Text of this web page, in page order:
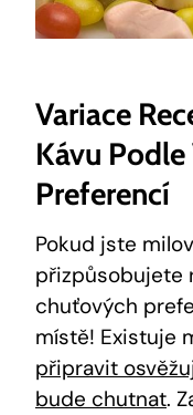
Variace
Kávu
Preferencí
Pokud jste
přizpůsobujete
chuťových
místě! Existuje
připravit
bude chutnat.